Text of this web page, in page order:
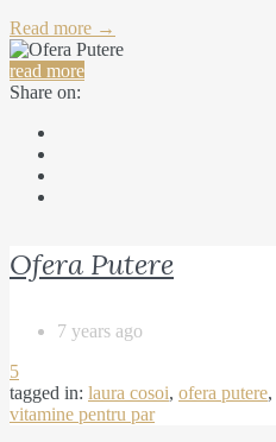
Read more →
read more
Share on:
Ofera Putere
7 years ago
5
tagged in: laura cosoi, ofera putere,
vitamine pentru par